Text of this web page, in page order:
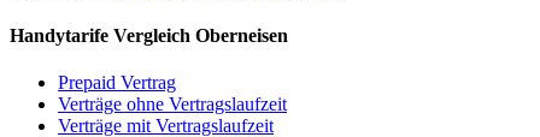
Handytarife Vergleich Oberneisen
Prepaid Vertrag
Verträge ohne Vertragslaufzeit
Verträge mit Vertragslaufzeit